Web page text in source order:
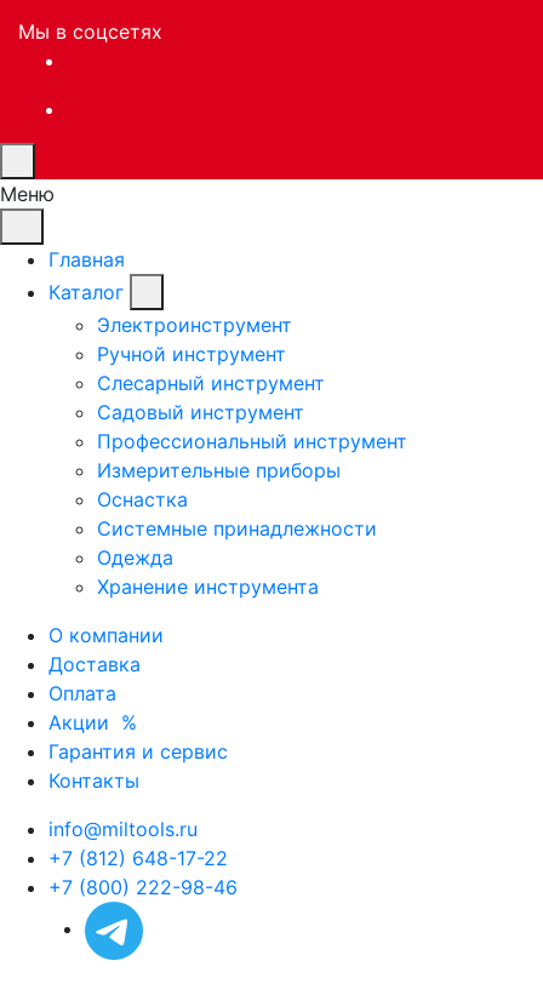
Мы в соцсетях
Меню
Главная
Каталог
Электроинструмент
Ручной инструмент
Слесарный инструмент
Садовый инструмент
Профессиональный инструмент
Измерительные приборы
Оснастка
Системные принадлежности
Одежда
Хранение инструмента
О компании
Доставка
Оплата
Акции %
Гарантия и сервис
Контакты
info@miltools.ru
+7 (812) 648-17-22
+7 (800) 222-98-46